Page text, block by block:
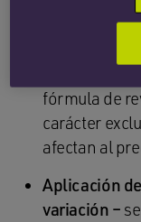
públicas
fórmula de
carácter
afectan al
Aplicación
variación –